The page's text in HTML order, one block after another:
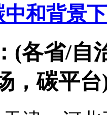
和背景
(各省/自
，碳平台